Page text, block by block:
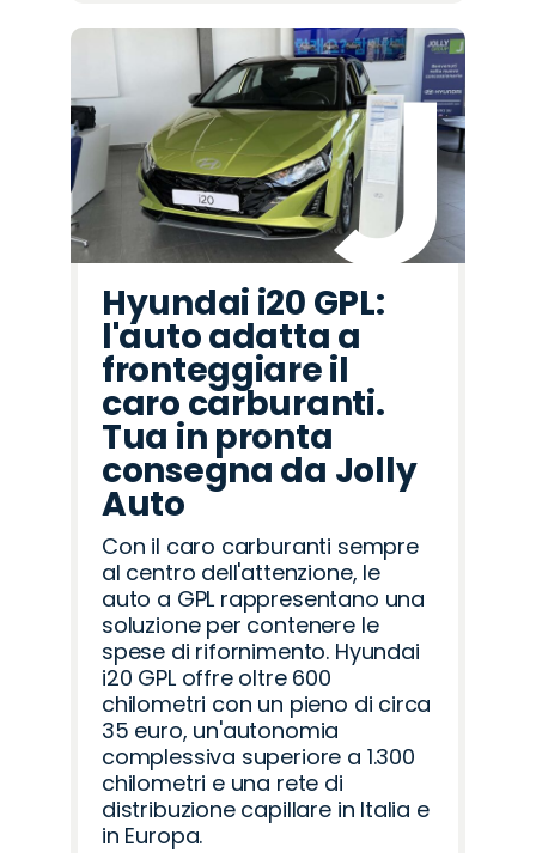
Hyundai i20 GPL:
l'auto adatta a
fronteggiare il
caro carburanti.
Tua in pronta
consegna da Jolly
Auto
Con il caro carburanti sempre
al centro dell'attenzione, le
auto a GPL rappresentano una
soluzione per contenere le
spese di rifornimento. Hyundai
i20 GPL offre oltre 600
chilometri con un pieno di circa
35 euro, un'autonomia
complessiva superiore a 1.300
chilometri e una rete di
distribuzione capillare in Italia e
in Europa.